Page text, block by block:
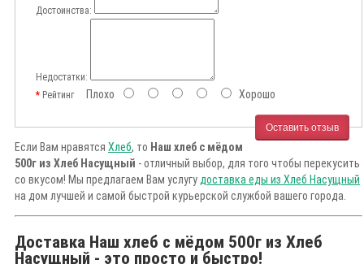
Достоинства:
Недостатки:
РейтингПлохо Хорошо
Оставить отзыв
Если Вам нравятся Хлеб, то Наш хлеб с мёдом
500г из Хлеб Насущный - отличный выбор, для того чтобы перекусить
со вкусом! Мы предлагаем Вам услугу доставка еды из Хлеб Насущный
на дом лучшей и самой быстрой курьерской службой вашего города.
Доставка Наш хлеб с мёдом 500г из Хлеб
Насущный - это просто и быстро!